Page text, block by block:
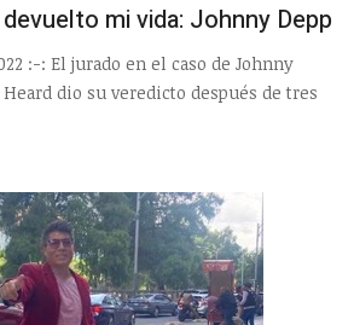
mi vida: Johnny Depp
:-: El jurado en el caso de Johnny
dio su veredicto después de tres